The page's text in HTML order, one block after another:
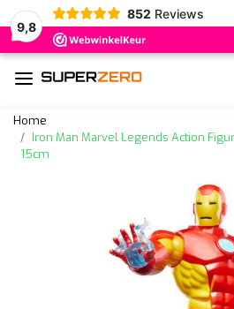
9,8
852 Reviews
Home
Iron Man Marvel Legends Action
15cm